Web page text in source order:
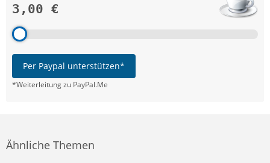
3,00 €
Per Paypal unterstützen*
*Weiterleitung zu PayPal.Me
Ähnliche Themen